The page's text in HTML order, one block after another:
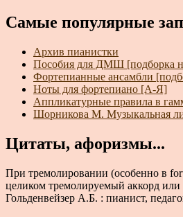
Самые популярные
Архив пианистки
Пособия для ДМШ [подборка
Фортепианные ансамбли
Ноты для фортепиано [А-Я]
Аппликатурные правила в
Шорникова М. Музыкальная
Цитаты, афоризмы...
При тремолировании (особенно в
целиком тремолируемый аккорд или
Гольденвейзер А.Б. : пианист,